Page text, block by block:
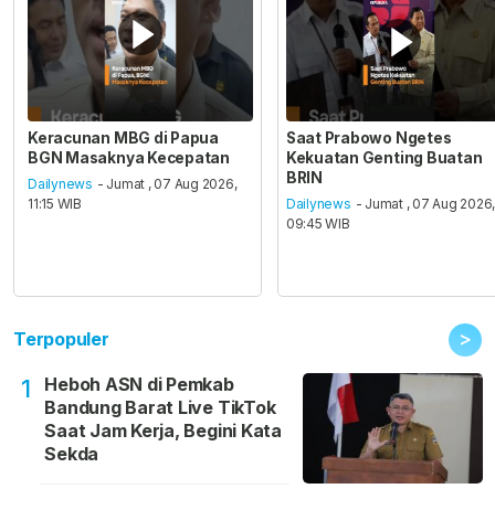
Keracunan MBG di Papua
BGN Masaknya Kecepatan
Dailynews - Jumat , 07 Aug 2026,
11:15 WIB
Saat Prabowo Ngetes
Kekuatan Genting Buatan
BRIN
Dailynews - Jumat , 07 Aug 2026,
09:45 WIB
Terpopuler >
1
Heboh ASN di Pemkab
Bandung Barat Live TikTok
Saat Jam Kerja, Begini Kata
Sekda